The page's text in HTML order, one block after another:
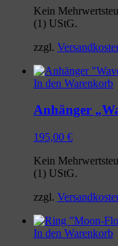
Kein
(1) UStG.
zzgl.
In den Warenkorb
Anhänger
195,00 €
Kein
(1) UStG.
zzgl.
In den Warenkorb